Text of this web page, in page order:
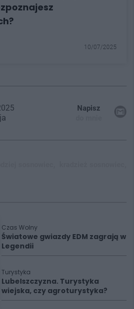
10/07/2025
Napisz
Czas Wolny
Światowe gwiazdy EDM zagrają w
Legendii
Turystyka
Lubelszczyzna. Turystyka
wiejska, czy agroturystyka?